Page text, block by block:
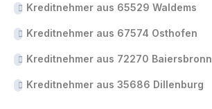
Kreditnehmer aus 65529 Waldems
Kreditnehmer aus 67574 Osthofen
Kreditnehmer aus 72270 Baiersbronn
Kreditnehmer aus 35686 Dillenburg